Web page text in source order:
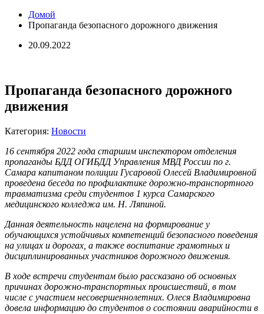
Домой
Пропаганда безопасного дорожного движения
20.09.2022
Пропаганда безопасного дорожного
движения
Категория: Новости
16 сентября 2022 года старшим инспектором отделения
пропаганды БДД ОГИБДД Управления МВД России по г.
Самара капитаном полиции Гусаровой Олесей Владимировной
проведена беседа по профилактике дорожно-транспортного
травматизма среди студентов 1 курса Самарского
медицинского колледжа им. Н. Ляпиной.
Данная деятельность нацелена на формирование у
обучающихся устойчивых компетенций безопасного поведения
на улицах и дорогах, а также воспитание грамотных и
дисциплинированных участников дорожного движения.
В ходе встречи студентам было рассказано об основных
причинах дорожно-транспортных происшествий, в том
числе с участием несовершеннолетних. Олеся Владимировна
довела информацию до студентов о состоянии аварийности в